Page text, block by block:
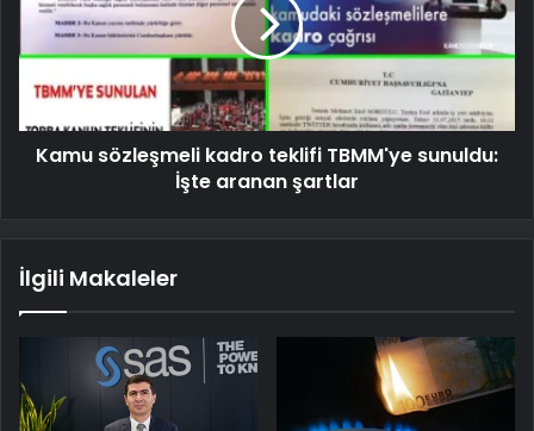
Kamu sözleşmeli kadro teklifi TBMM'ye sunuldu:
İşte aranan şartlar
İlgili Makaleler